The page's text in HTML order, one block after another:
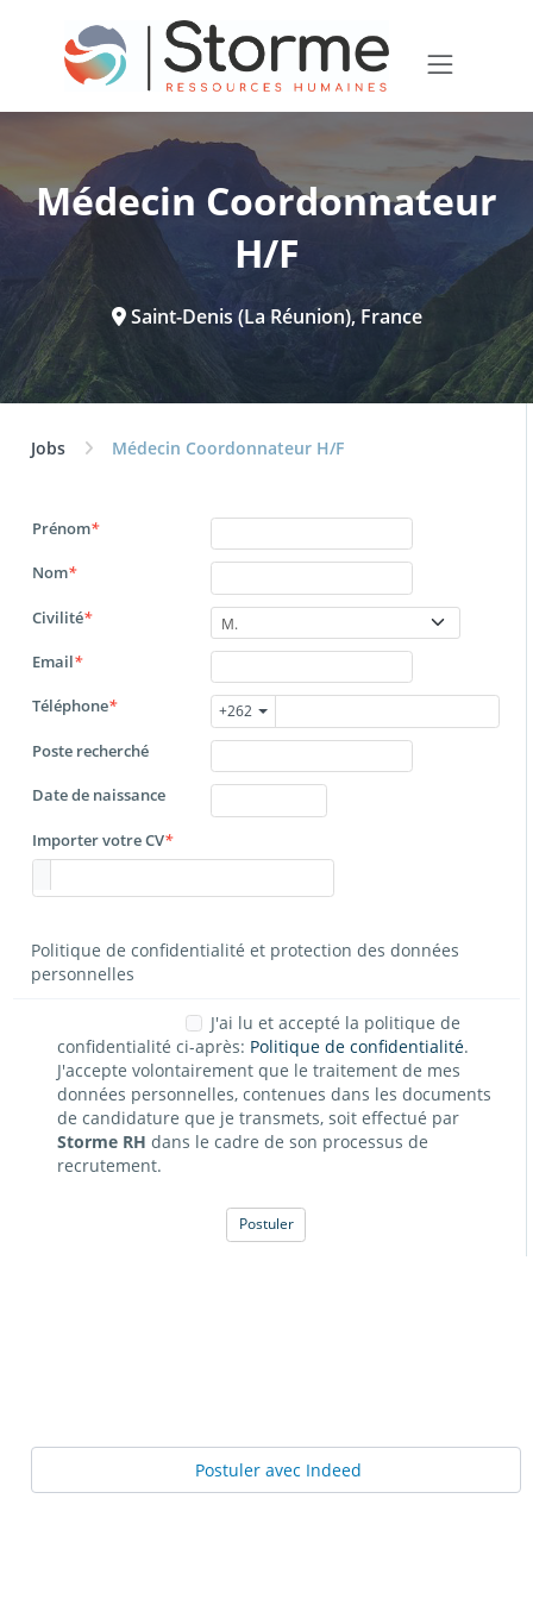
Médecin Coordonnateur
H/F
Saint-Denis (La Réunion), France
Jobs Médecin Coordonnateur H/F
Prénom*
Nom*
Civilité* M.
Email*
Téléphone* +262
Poste recherché
Date de naissance
Importer votre CV*
Politique de confidentialité et protection des données
personnelles
J'ai lu et accepté la politique de
confidentialité ci-après: Politique de confidentialité.
J'accepte volontairement que le traitement de mes
données personnelles, contenues dans les documents
de candidature que je transmets, soit effectué par
Storme RH dans le cadre de son processus de
recrutement.
Postuler
Postuler avec Indeed